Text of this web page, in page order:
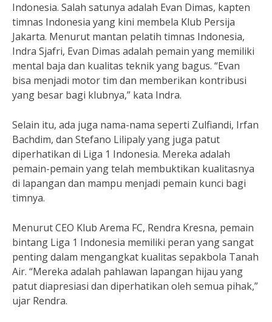
Indonesia. Salah satunya adalah Evan Dimas, kapten
timnas Indonesia yang kini membela Klub Persija
Jakarta. Menurut mantan pelatih timnas Indonesia,
Indra Sjafri, Evan Dimas adalah pemain yang memiliki
mental baja dan kualitas teknik yang bagus. “Evan
bisa menjadi motor tim dan memberikan kontribusi
yang besar bagi klubnya,” kata Indra.
Selain itu, ada juga nama-nama seperti Zulfiandi, Irfan
Bachdim, dan Stefano Lilipaly yang juga patut
diperhatikan di Liga 1 Indonesia. Mereka adalah
pemain-pemain yang telah membuktikan kualitasnya
di lapangan dan mampu menjadi pemain kunci bagi
timnya.
Menurut CEO Klub Arema FC, Rendra Kresna, pemain
bintang Liga 1 Indonesia memiliki peran yang sangat
penting dalam mengangkat kualitas sepakbola Tanah
Air. “Mereka adalah pahlawan lapangan hijau yang
patut diapresiasi dan diperhatikan oleh semua pihak,”
ujar Rendra.